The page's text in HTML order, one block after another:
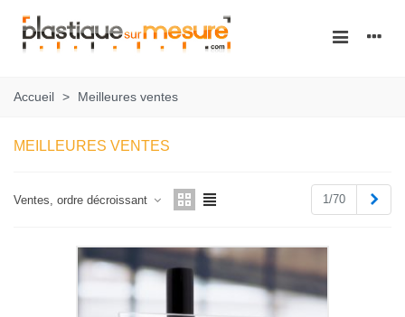
Accueil > Meilleures ventes
MEILLEURES VENTES
Ventes, ordre décroissant 1/70